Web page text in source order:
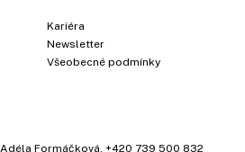
Kariéra
Newsletter
Všeobecné podmínky
Adéla Formáčková +420 739 500 832